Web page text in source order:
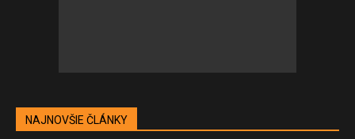
NAJNOVŠIE ČLÁNKY